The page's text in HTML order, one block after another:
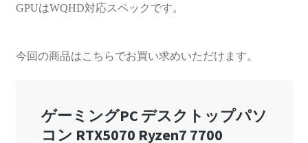
GPUはWQHD対応スペックです。
今回の商品はこちらでお買い求めいただけます。